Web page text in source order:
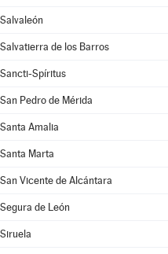
Salvaleón
Salvatierra de los Barros
Sancti-Spíritus
San Pedro de Mérida
Santa Amalia
Santa Marta
San Vicente de Alcántara
Segura de León
Siruela